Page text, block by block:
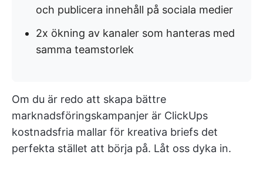
och publicera innehåll på sociala medier
2x ökning av kanaler som hanteras med
samma teamstorlek
Om du är redo att skapa bättre
marknadsföringskampanjer är ClickUps
kostnadsfria mallar för kreativa briefs det
perfekta stället att börja på. Låt oss dyka in.